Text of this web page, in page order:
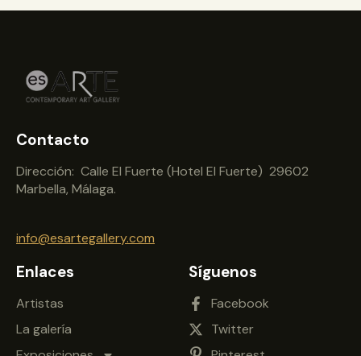
Contacto
Dirección: Calle El Fuerte (Hotel El Fuerte) 29602
Marbella, Málaga.
info@esartegallery.com
Enlaces
Artistas
La galería
Síguenos
Facebook
Twitter